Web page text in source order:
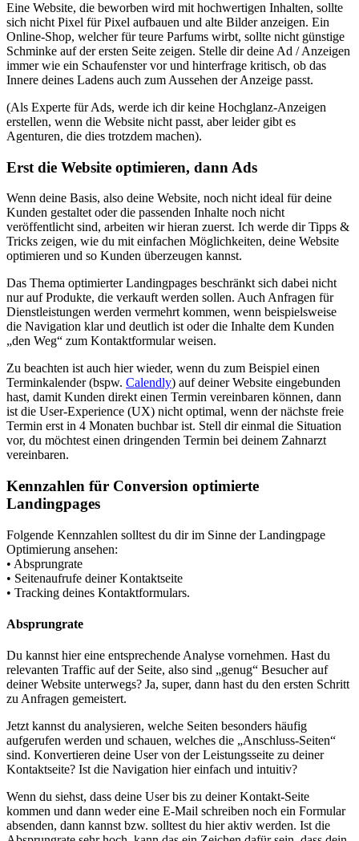
Eine Website, die beworben wird mit hochwertigen Inhalten, sollte
sich nicht Pixel für Pixel aufbauen und alte Bilder anzeigen. Ein
Online-Shop, welcher für teure Parfums wirbt, sollte nicht günstige
Schminke auf der ersten Seite zeigen. Stelle dir deine Ad / Anzeigen
immer wie ein Schaufenster vor und hinterfrage kritisch, ob das
Innere deines Ladens auch zum Aussehen der Anzeige passt.
(Als Experte für Ads, werde ich dir keine Hochglanz-Anzeigen
erstellen, wenn die Website nicht passt, aber leider gibt es
Agenturen, die dies trotzdem machen).
Erst die Website optimieren, dann Ads
Wenn deine Basis, also deine Website, noch nicht ideal für deine
Kunden gestaltet oder die passenden Inhalte noch nicht
veröffentlicht sind, arbeiten wir hieran zuerst. Ich werde dir Tipps &
Tricks zeigen, wie du mit einfachen Möglichkeiten, deine Website
optimieren und so Kunden überzeugen kannst.
Das Thema optimierter Landingpages beschränkt sich dabei nicht
nur auf Produkte, die verkauft werden sollen. Auch Anfragen für
Dienstleistungen werden vermehrt kommen, wenn beispielsweise
die Navigation klar und deutlich ist oder die Inhalte dem Kunden
„den Weg“ zum Kontaktformular weisen.
Zu beachten ist auch hier wieder, wenn du zum Beispiel einen
Terminkalender (bspw. Calendly) auf deiner Website eingebunden
hast, damit Kunden direkt einen Termin vereinbaren können, dann
ist die User-Experience (UX) nicht optimal, wenn der nächste freie
Termin erst in 4 Monaten buchbar ist. Stell dir einmal die Situation
vor, du möchtest einen dringenden Termin bei deinem Zahnarzt
vereinbaren.
Kennzahlen für Conversion optimierte
Landingpages
Folgende Kennzahlen solltest du dir im Sinne der Landingpage
Optimierung ansehen:
• Absprungrate
• Seitenaufrufe deiner Kontaktseite
• Tracking deines Kontaktformulars.
Absprungrate
Du kannst hier eine entsprechende Analyse vornehmen. Hast du
relevanten Traffic auf der Seite, also sind „genug“ Besucher auf
deiner Website unterwegs? Ja, super, dann hast du den ersten Schritt
zu Anfragen gemeistert.
Jetzt kannst du analysieren, welche Seiten besonders häufig
aufgerufen werden und schauen, welches die „Anschluss-Seiten“
sind. Konvertieren deine User von der Leistungsseite zu deiner
Kontaktseite? Ist die Navigation hier einfach und intuitiv?
Wenn du siehst, dass deine User bis zu deiner Kontakt-Seite
kommen und dann weder eine E-Mail schreiben noch ein Formular
absenden, dann kannst bzw. solltest du hier aktiv werden. Ist die